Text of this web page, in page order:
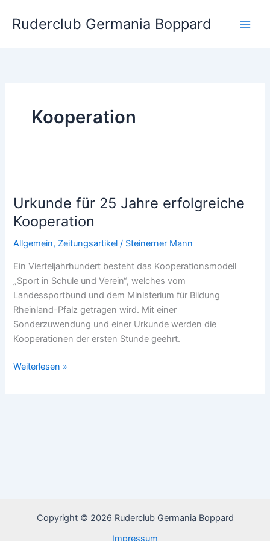
InhaltRuderclub Germania Boppard
Kooperation
Urkunde für 25 Jahre erfolgreiche
Kooperation
Allgemein, Zeitungsartikel / Steinerner Mann
Ein Vierteljahrhundert besteht das Kooperationsmodell
„Sport in Schule und Verein“, welches vom
Landessportbund und dem Ministerium für Bildung
Rheinland-Pfalz getragen wird. Mit einer
Sonderzuwendung und einer Urkunde werden die
Kooperationen der ersten Stunde geehrt.
Urkunde
Weiterlesen »
Copyright © 2026 Ruderclub Germania Boppard
Impressum